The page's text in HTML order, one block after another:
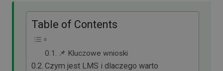
Table of Contents
📌 Kluczowe wnioski
Czym jest LMS i dlaczego warto